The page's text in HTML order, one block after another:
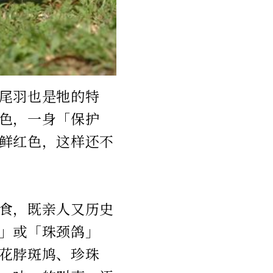
羽也是牠的特
，一身「保护
红色，这样还不
，既亲人又历史
「珠颈鸽」
脖斑鸠、珍珠